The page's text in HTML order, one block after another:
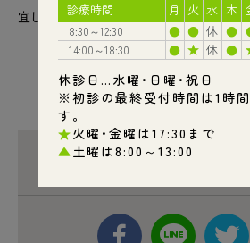
宜しくお願い致します。
ふじもと歯科診